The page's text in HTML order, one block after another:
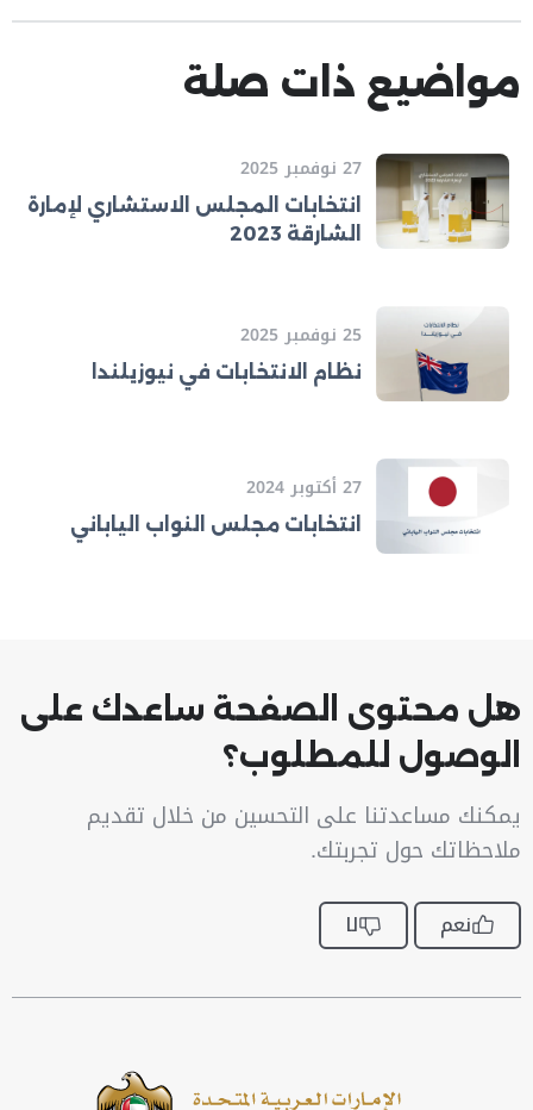
مواضيع ذات صلة
27 نوفمبر 2025
انتخابات المجلس الاستشاري لإمارة
الشارقة 2023
25 نوفمبر 2025
نظام الانتخابات في نيوزيلندا
27 أكتوبر 2024
انتخابات مجلس النواب الياباني
هل محتوى الصفحة ساعدك على
الوصول للمطلوب؟
يمكنك مساعدتنا على التحسين من خلال تقديم
ملاحظاتك حول تجربتك.
نعم لا